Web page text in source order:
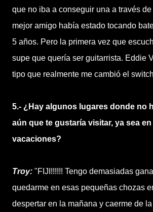
que no iba a conseguir una a través
mejor amigo había estado tocando
5 años. Pero la primera vez que
supe que quería ser guitarrista. Eddie
tipo que realmente me cambió el
5.- ¿Hay algunos lugares donde no
aún que te gustaría visitar, ya sea
vacaciones?
Troy: "FIJI!!!!!! Tengo demasiadas
quedarme en esas pequeñas chozas
despertar en la mañana y caerme de